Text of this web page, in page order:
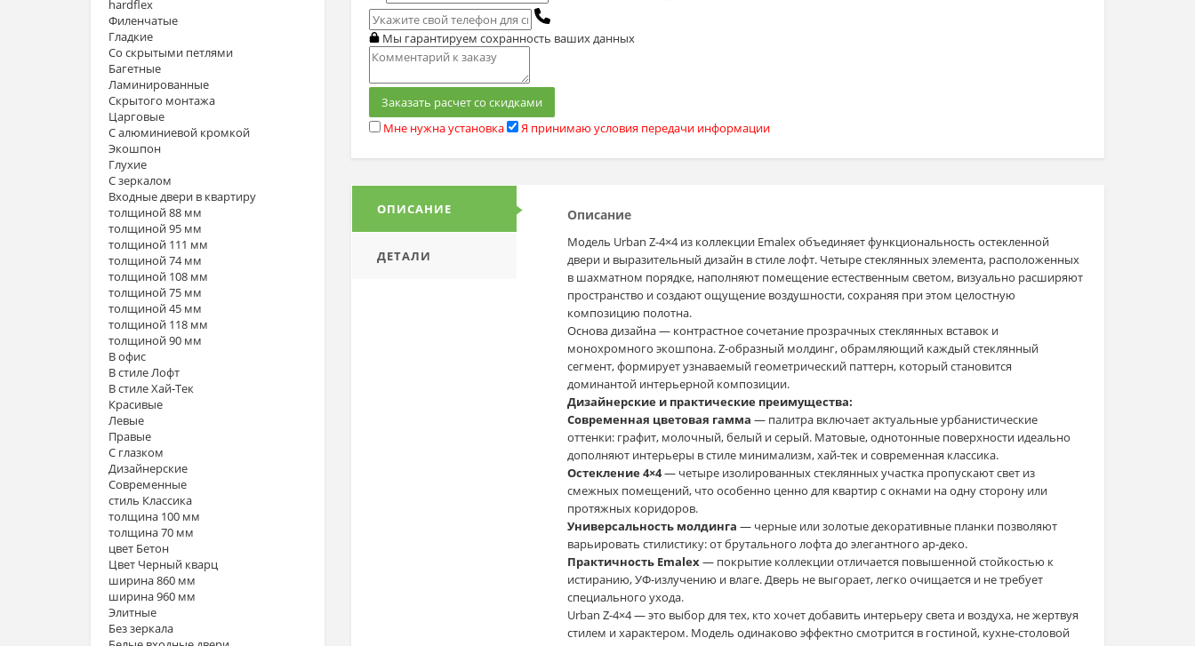
hardflex
Филенчатые
Гладкие
Со скрытыми петлями
Багетные
Ламинированные
Скрытого монтажа
Царговые
С алюминиевой кромкой
Экошпон
Глухие
С зеркалом
Входные двери в квартиру
толщиной 88 мм
толщиной 95 мм
толщиной 111 мм
толщиной 74 мм
толщиной 108 мм
толщиной 75 мм
толщиной 45 мм
толщиной 118 мм
толщиной 90 мм
В офис
В стиле Лофт
В стиле Хай-Тек
Красивые
Левые
Правые
С глазком
Дизайнерские
Современные
стиль Классика
толщина 100 мм
толщина 70 мм
цвет Бетон
Цвет Черный кварц
ширина 860 мм
ширина 960 мм
Элитные
Без зеркала
Мы гарантируем сохранность ваших данных
Заказать расчет со скидками
Мне нужна установка
Я принимаю условия передачи информации
ОПИСАНИЕ
ДЕТАЛИ
Описание
Модель Urban Z-4×4 из коллекции Emalex объединяет функциональность остекленной
двери и выразительный дизайн в стиле лофт. Четыре стеклянных элемента, расположенных
в шахматном порядке, наполняют помещение естественным светом, визуально расширяют
пространство и создают ощущение воздушности, сохраняя при этом целостную
композицию полотна.
Основа дизайна — контрастное сочетание прозрачных стеклянных вставок и
монохромного экошпона. Z-образный молдинг, обрамляющий каждый стеклянный
сегмент, формирует узнаваемый геометрический паттерн, который становится
доминантой интерьерной композиции.
Дизайнерские и практические преимущества:
Современная цветовая гамма — палитра включает актуальные урбанистические
оттенки: графит, молочный, белый и серый. Матовые, однотонные поверхности идеально
дополняют интерьеры в стиле минимализм, хай-тек и современная классика.
Остекление 4×4— четыре изолированных стеклянных участка пропускают свет из
смежных помещений, что особенно ценно для квартир с окнами на одну сторону или
протяжных коридоров.
Универсальность молдинга — черные или золотые декоративные планки позволяют
варьировать стилистику: от брутального лофта до элегантного ар-деко.
Практичность Emalex— покрытие коллекции отличается повышенной стойкостью к
истиранию, УФ-излучению и влаге. Дверь не выгорает, легко очищается и не требует
специального ухода.
Urban Z-4×4 — это выбор для тех, кто хочет добавить интерьеру света и воздуха, не жертвуя
стилем и характером. Модель одинаково эффектно смотрится в гостиной, кухне-столовой